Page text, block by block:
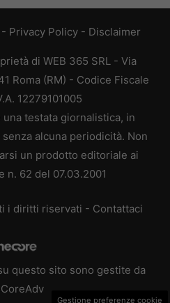
- Privacy Policy - Disclaimer
di WEB 365 SRL - Via
Roma (RM) - Codice Fiscale
12279101005
testata giornalistica, in
alcuna periodicità. Non
un prodotto editoriale ai
n. 62 del 07.03.2001
i diritti riservati - Contattaci
questo sito sono gestite da
Gestione preferenze cookie